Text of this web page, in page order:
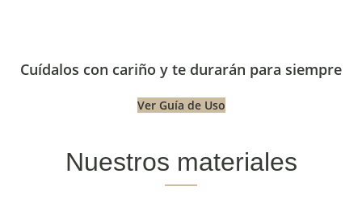
Cuídalos con cariño y te durarán para siempre
Ver Guía de Uso
Nuestros materiales